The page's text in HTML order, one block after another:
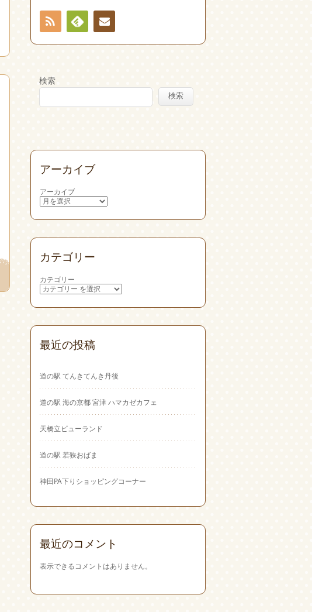
RSS
Feedlyお問
わせ
検索
検索
アーカイブ
アーカイブ
カテゴリー
カテゴリー
最近の投稿
道の駅 てんきてんき丹後
道の駅 海の京都 宮津 ハマカゼカフェ
天橋立ビューランド
道の駅 若狭おばま
神田PA下りショッピングコーナー
最近のコメント
表示できるコメントはありません。